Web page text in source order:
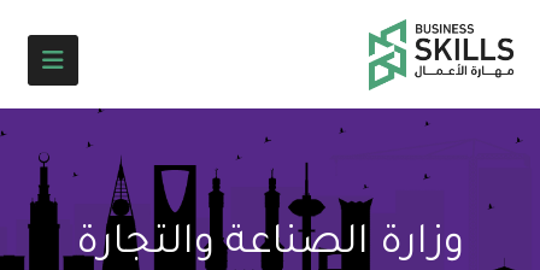
وزارة الصناعة والتجارة